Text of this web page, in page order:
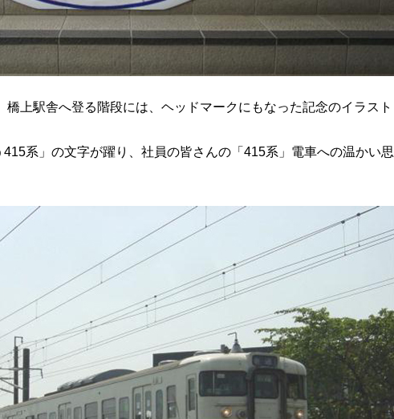
橋上駅舎へ登る階段には、ヘッドマークにもなった記念のイラスト
系」の文字が躍り、社員の皆さんの「415系」電車への温かい思